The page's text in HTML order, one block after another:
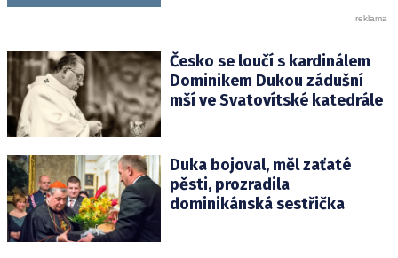
Česko se loučí s kardinálem
Dominikem Dukou zádušní
mší ve Svatovítské katedrále
Duka bojoval, měl zaťaté
pěsti, prozradila
dominikánská sestřička